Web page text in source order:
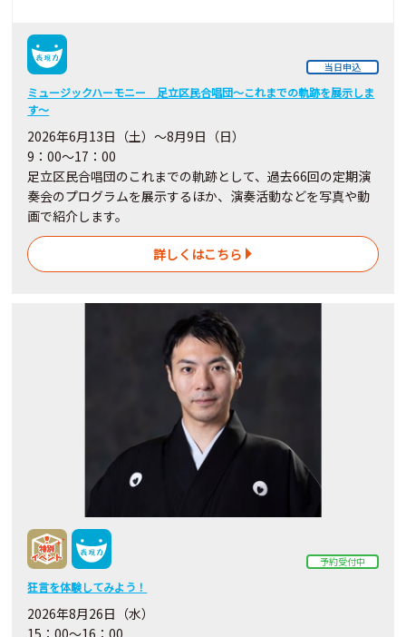
当日申込
ミュージックハーモニー 足立区民合唱団～これまでの軌跡を展示しま
す～
2026年6月13日（土）～8月9日（日）
9：00～17：00
足立区民合唱団のこれまでの軌跡として、過去66回の定期演
奏会のプログラムを展示するほか、演奏活動などを写真や動
画で紹介します。
詳しくはこちら
予約受付中
狂言を体験してみよう！
2026年8月26日（水）